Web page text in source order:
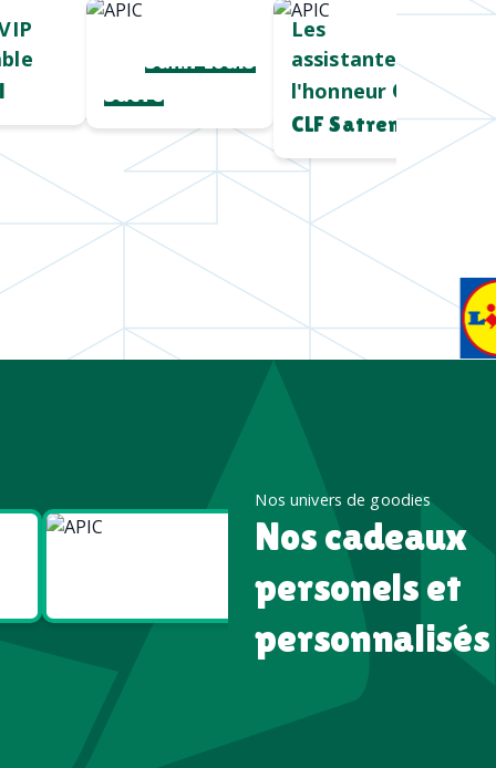
Saint Louis
Sucre
Les
assistantes à
l'honneur Chez
CLF Satrem
Goodies
High tech
Nos univers de goodies
Nos cadeaux
personels et
personnalisés